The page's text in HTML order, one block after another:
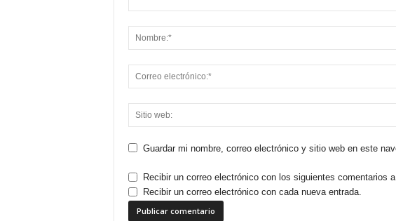
Guardar mi nombre, correo electrónico y sitio web en este
Recibir un correo electrónico con los siguientes comentarios
Recibir un correo electrónico con cada nueva entrada.